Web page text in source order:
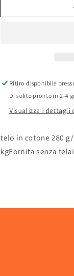
C/LEGNO
C/
Ritiro disponibile
Di solito pronto in 2-4
Visualizza i dettagli
telo in cotone 280
kgFornita senza